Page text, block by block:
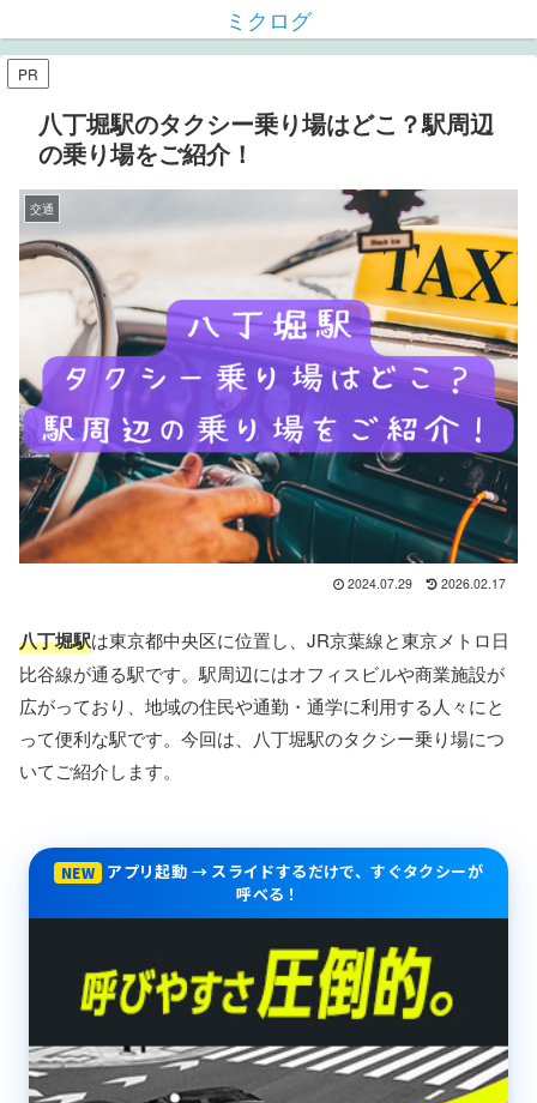
ミクログ
PR
八丁堀駅のタクシー乗り場はどこ？駅周辺
の乗り場をご紹介！
交通
2024.07.29 2026.02.17
八丁堀駅は東京都中央区に位置し、JR京葉線と東京メトロ日
比谷線が通る駅です。駅周辺にはオフィスビルや商業施設が
広がっており、地域の住民や通勤・通学に利用する人々にと
って便利な駅です。今回は、八丁堀駅のタクシー乗り場につ
いてご紹介します。
NEW
アプリ起動 → スライドするだけで、すぐタクシーが
呼べる！